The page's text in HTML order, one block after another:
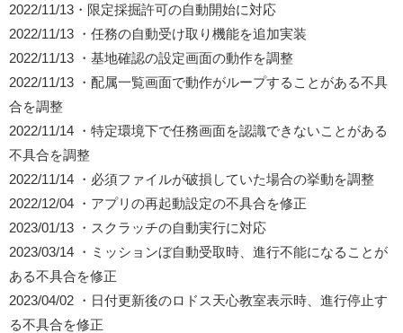
2022/11/13・限定採掘許可の自動開始に対応
2022/11/13 ・任務の自動受け取り機能を追加実装
2022/11/13 ・基地確認の設定画面の動作を調整
2022/11/13 ・配属一覧画面で動作がループすることがある不具
合を調整
2022/11/14 ・特定環境下で任務画面を認識できないことがある
不具合を調整
2022/11/14 ・必須ファイルが破損していた場合の挙動を調整
2022/12/04 ・アプリの再起動設定の不具合を修正
2023/01/13 ・スクラッチの自動実行に対応
2023/03/14 ・ミッションぼ自動受取時、進行不能になることが
ある不具合を修正
2023/04/02 ・日付更新後のロドス天心教室表示時、進行停止す
る不具合を修正